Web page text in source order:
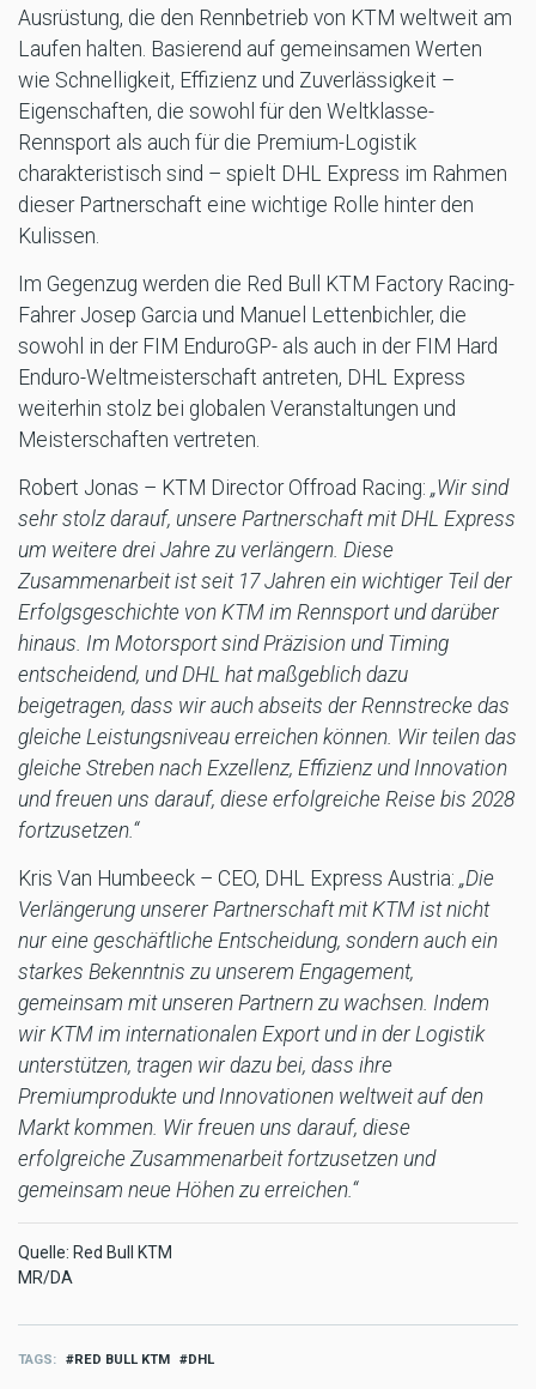
Ausrüstung, die den Rennbetrieb von KTM weltweit am
Laufen halten. Basierend auf gemeinsamen Werten
wie Schnelligkeit, Effizienz und Zuverlässigkeit –
Eigenschaften, die sowohl für den Weltklasse-
Rennsport als auch für die Premium-Logistik
charakteristisch sind – spielt DHL Express im Rahmen
dieser Partnerschaft eine wichtige Rolle hinter den
Kulissen.
Im Gegenzug werden die Red Bull KTM Factory Racing-
Fahrer Josep Garcia und Manuel Lettenbichler, die
sowohl in der FIM EnduroGP- als auch in der FIM Hard
Enduro-Weltmeisterschaft antreten, DHL Express
weiterhin stolz bei globalen Veranstaltungen und
Meisterschaften vertreten.
Robert Jonas – KTM Director Offroad Racing: „Wir sind
sehr stolz darauf, unsere Partnerschaft mit DHL Express
um weitere drei Jahre zu verlängern. Diese
Zusammenarbeit ist seit 17 Jahren ein wichtiger Teil der
Erfolgsgeschichte von KTM im Rennsport und darüber
hinaus. Im Motorsport sind Präzision und Timing
entscheidend, und DHL hat maßgeblich dazu
beigetragen, dass wir auch abseits der Rennstrecke das
gleiche Leistungsniveau erreichen können. Wir teilen das
gleiche Streben nach Exzellenz, Effizienz und Innovation
und freuen uns darauf, diese erfolgreiche Reise bis 2028
fortzusetzen.“
Kris Van Humbeeck – CEO, DHL Express Austria: „Die
Verlängerung unserer Partnerschaft mit KTM ist nicht
nur eine geschäftliche Entscheidung, sondern auch ein
starkes Bekenntnis zu unserem Engagement,
gemeinsam mit unseren Partnern zu wachsen. Indem
wir KTM im internationalen Export und in der Logistik
unterstützen, tragen wir dazu bei, dass ihre
Premiumprodukte und Innovationen weltweit auf den
Markt kommen. Wir freuen uns darauf, diese
erfolgreiche Zusammenarbeit fortzusetzen und
gemeinsam neue Höhen zu erreichen.“
Quelle: Red Bull KTM
MR/DA
TAGS RED BULL KTM DHL